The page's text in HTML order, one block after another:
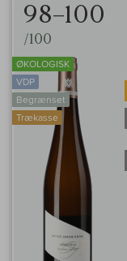
98–100
/100
ØKOLOGISK
VDP
Begrænset
Trækasse